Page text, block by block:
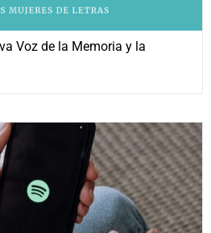
Voz de la Memoria y la